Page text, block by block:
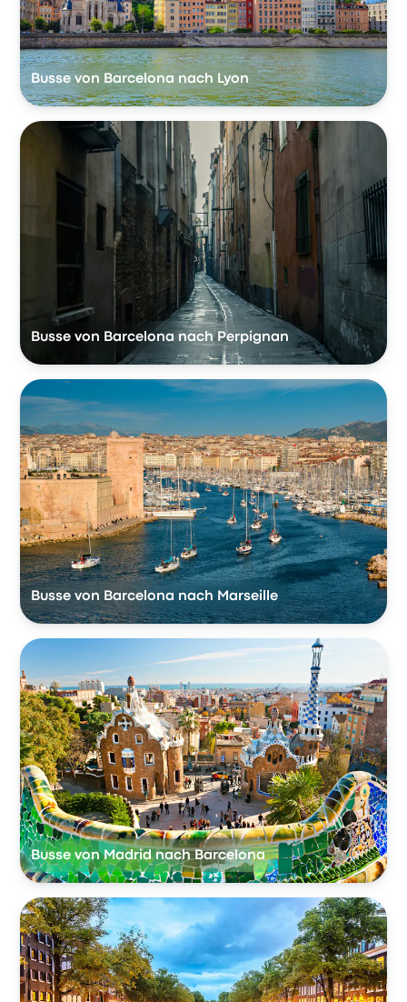
Busse von Barcelona nach Lyon
Busse von Barcelona nach Perpignan
Busse von Barcelona nach Marseille
Busse von Madrid nach Barcelona